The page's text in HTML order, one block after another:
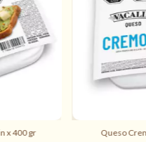
x 400 gr
Queso